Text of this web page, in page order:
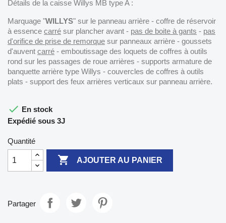
Détails de la caisse Willys MB type A :
Marquage "WILLYS" sur le panneau arrière - coffre de réservoir
à essence carré sur plancher avant - pas de boite à gants - pas
d'orifice de prise de remorque sur panneaux arrière - goussets
d'auvent carré - emboutissage des loquets de coffres à outils
rond sur les passages de roue arrières - supports armature de
banquette arrière type Willys - couvercles de coffres à outils
plats - support des feux arrières verticaux sur panneau arrière.
 En stock
Expédié sous 3J
Quantité
 AJOUTER AU PANIER
Partager